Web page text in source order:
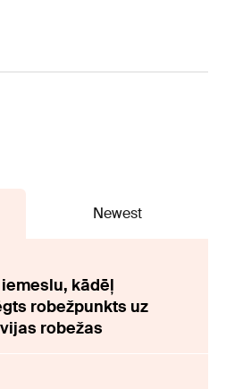
Newest
kādēļ
robežpunkts uz
robežas